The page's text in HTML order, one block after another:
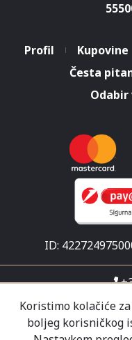
Koristimo kolačiće
boljeg korisničkog
Profil Kupovine
Česta
Odabir
ID: